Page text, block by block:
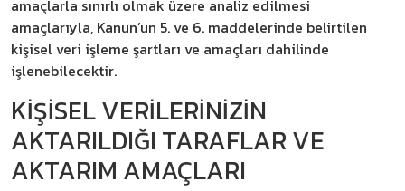
amaçlarla sınırlı olmak üzere analiz edilmesi
amaçlarıyla, Kanun’un 5. ve 6. maddelerinde belirtilen
kişisel veri işleme şartları ve amaçları dahilinde
işlenebilecektir.
KİŞİSEL VERİLERİNİZİN
AKTARILDIĞI TARAFLAR VE
AKTARIM AMAÇLARI